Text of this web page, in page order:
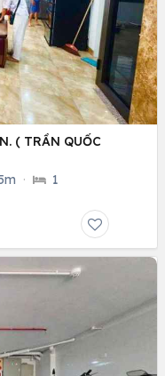
( TRẦN QUỐC
· 1